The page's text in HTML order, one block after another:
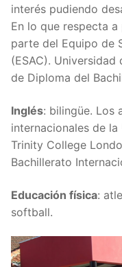
interés pudiendo
En lo que respecta
parte del Equipo de
(ESAC).
de Diploma del
Inglés: bilingüe. Los
internacionales de
Trinity College
Bachillerato
Educación física:
softball.